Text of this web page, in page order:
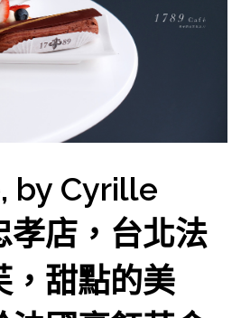
by Cyrille
店，台北法
，甜點的美